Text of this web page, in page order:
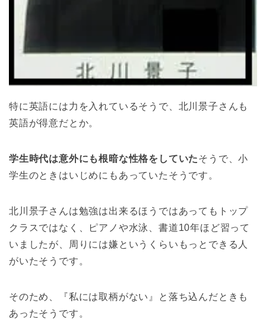
特に英語には力を入れているそうで、北川景子さんも
英語が得意だとか。
学生時代は意外にも根暗な性格をしていたそうで、小
学生のときはいじめにもあっていたそうです。
北川景子さんは勉強は出来るほうではあってもトップ
クラスではなく、ピアノや水泳、書道10年ほど習って
いましたが、周りには嫌というくらいもっとできる人
がいたそうです。
そのため、『私には取柄がない』と落ち込んだときも
あったそうです。